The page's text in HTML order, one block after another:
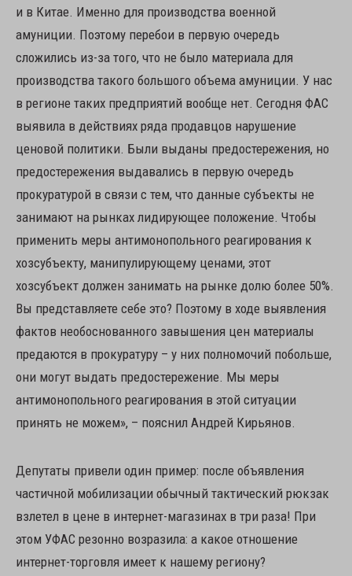
и в Китае. Именно для производства военной
амуниции. Поэтому перебои в первую очередь
сложились из-за того, что не было материала для
производства такого большого объема амуниции. У нас
в регионе таких предприятий вообще нет. Сегодня ФАС
выявила в действиях ряда продавцов нарушение
ценовой политики. Были выданы предостережения, но
предостережения выдавались в первую очередь
прокуратурой в связи с тем, что данные субъекты не
занимают на рынках лидирующее положение. Чтобы
применить меры антимонопольного реагирования к
хозсубъекту, манипулирующему ценами, этот
хозсубъект должен занимать на рынке долю более 50%.
Вы представляете себе это? Поэтому в ходе выявления
фактов необоснованного завышения цен материалы
предаются в прокуратуру – у них полномочий побольше,
они могут выдать предостережение. Мы меры
антимонопольного реагирования в этой ситуации
принять не можем», – пояснил Андрей Кирьянов.
Депутаты привели один пример: после объявления
частичной мобилизации обычный тактический рюкзак
взлетел в цене в интернет-магазинах в три раза! При
этом УФАС резонно возразила: а какое отношение
интернет-торговля имеет к нашему региону?